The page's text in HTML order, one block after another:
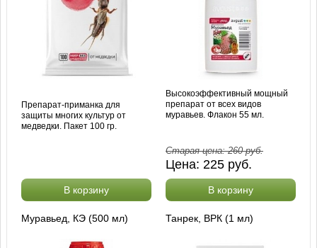
Препарат-приманка для
защиты многих культур от
медведки. Пакет 100 гр.
В корзину
Высокоэффективный мощный
препарат от всех видов
муравьев. Флакон 55 мл.
Старая цена:260руб.
Цена: 225 руб.
В корзину
Муравьед, КЭ (500 мл) Танрек, ВРК (1 мл)